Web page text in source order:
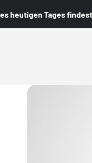
heutigen Tages findest